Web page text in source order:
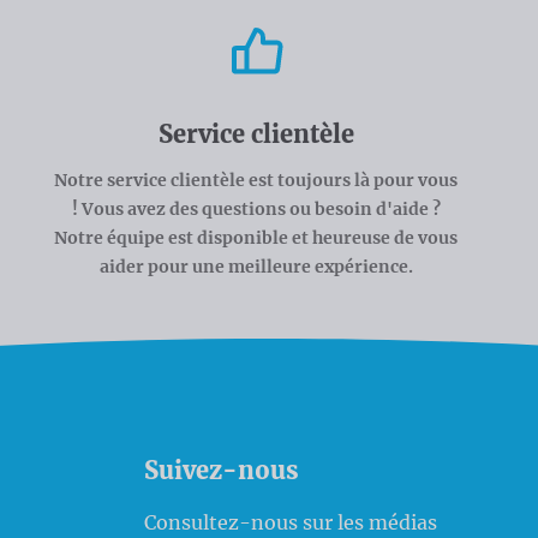
Service clientèle
Notre service clientèle est toujours là pour vous
! Vous avez des questions ou besoin d'aide ?
Notre équipe est disponible et heureuse de vous
aider pour une meilleure expérience.
Suivez-nous
Consultez-nous sur les médias